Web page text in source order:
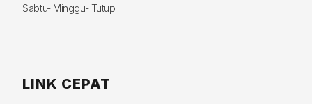
Sabtu- Minggu- Tutup
LINK CEPAT